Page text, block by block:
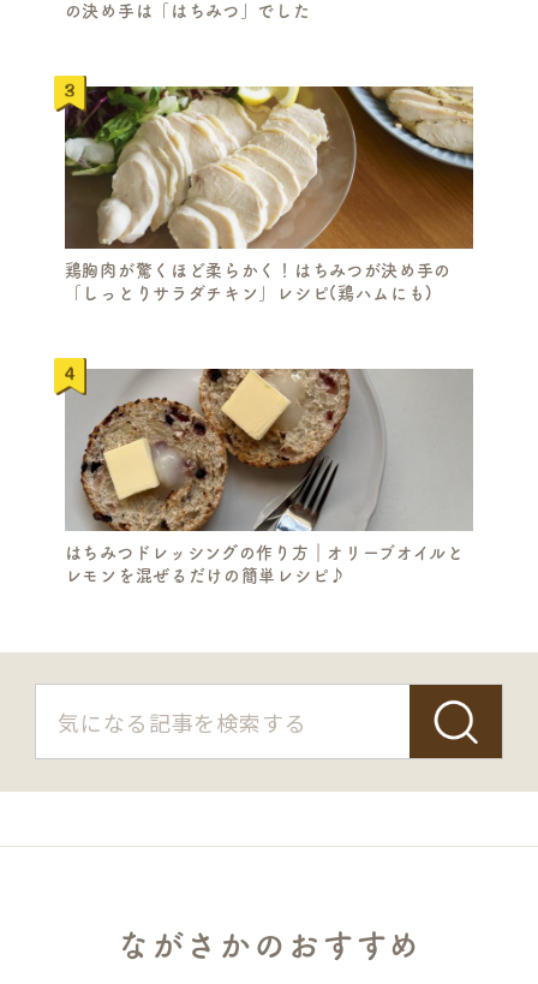
の決め手は「はちみつ」でした
鶏胸肉が驚くほど柔らかく！はちみつが決め手の
「しっとりサラダチキン」レシピ(鶏ハムにも)
はちみつドレッシングの作り方｜オリーブオイルと
レモンを混ぜるだけの簡単レシピ♪
ながさかのおすすめ